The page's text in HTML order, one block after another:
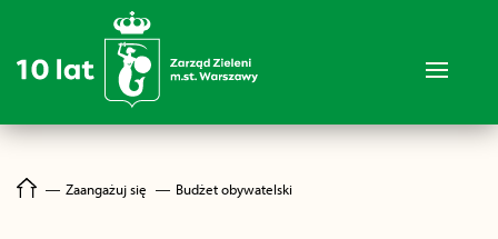
― Zaangażuj się ― Budżet obywatelski